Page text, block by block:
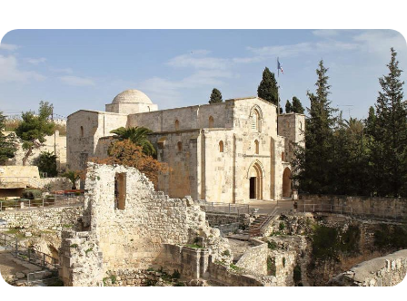
préférée des français. Magnifiquement située à deux pas du centre de
la plus grande ville d'Israël, on peut, après avoir visité un immeuble
Bauhaus ou une musée de la ville, s'étendre sur un de ses transats, à
l'ombre d'un parasol.